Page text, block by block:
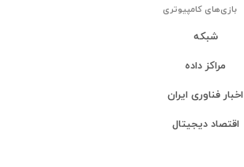
بازی‌های کامپیوتری
شبکه
مراکز داده
اخبار فناوری ایران
اقتصاد دیجیتال